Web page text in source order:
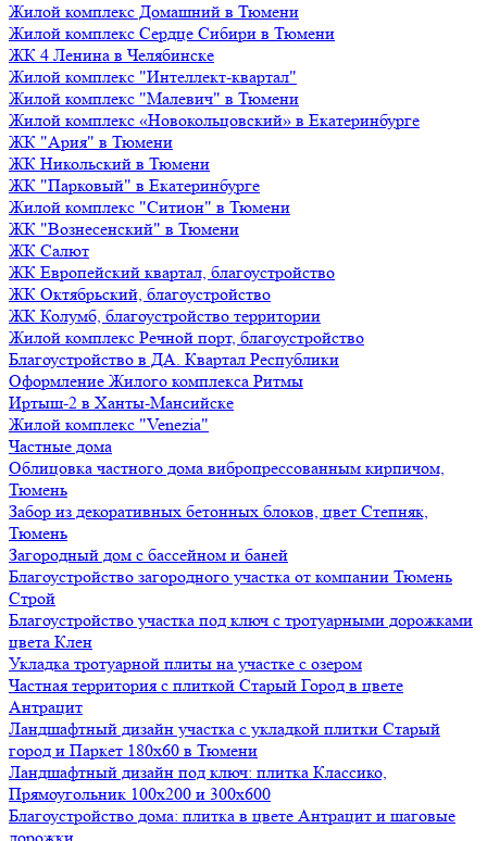
Жилой комплекс Домашний в Тюмени
Жилой комплекс Сердце Сибири в Тюмени
ЖК 4 Ленина в Челябинске
Жилой комплекс "Интеллект-квартал"
Жилой комплекс "Малевич" в Тюмени
Жилой комплекс «Новокольцовский» в Екатеринбурге
ЖК "Ария" в Тюмени
ЖК Никольский в Тюмени
ЖК "Парковый" в Екатеринбурге
Жилой комплекс "Ситион" в Тюмени
ЖК "Вознесенский" в Тюмени
ЖК Салют
ЖК Европейский квартал, благоустройство
ЖК Октябрьский, благоустройство
ЖК Колумб, благоустройство территории
Жилой комплекс Речной порт, благоустройство
Благоустройство в ДА. Квартал Республики
Оформление Жилого комплекса Ритмы
Иртыш-2 в Ханты-Мансийске
Жилой комплекс "Venezia"
Частные дома
Облицовка частного дома вибропрессованным кирпичом,
Тюмень
Забор из декоративных бетонных блоков, цвет Степняк,
Тюмень
Загородный дом с бассейном и баней
Благоустройство загородного участка от компании Тюмень
Строй
Благоустройство участка под ключ с тротуарными дорожками
цвета Клен
Укладка тротуарной плиты на участке с озером
Частная территория с плиткой Старый Город в цвете
Антрацит
Ландшафтный дизайн участка с укладкой плитки Старый
город и Паркет 180х60 в Тюмени
Ландшафтный дизайн под ключ: плитка Классико,
Прямоугольник 100х200 и 300х600
Благоустройство дома: плитка в цвете Антрацит и шаговые